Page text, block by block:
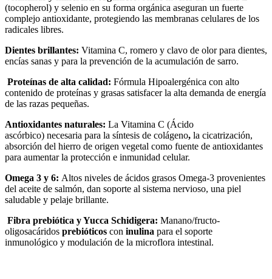
(tocopherol) y selenio en su forma orgánica aseguran un fuerte
complejo antioxidante, protegiendo las membranas celulares de los
radicales libres.
Dientes brillantes: Vitamina C, romero y clavo de olor para dientes,
encías sanas y para la prevención de la acumulación de sarro.
Proteínas de alta calidad: Fórmula Hipoalergénica con alto
contenido de proteínas y grasas satisfacer la alta demanda de energía
de las razas pequeñas.
Antioxidantes naturales: La Vitamina C (Ácido
ascórbico) necesaria para la síntesis de colágeno, la cicatrización,
absorción del hierro de origen vegetal como fuente de antioxidantes
para aumentar la protección e inmunidad celular.
Omega 3 y 6: Altos niveles de ácidos grasos Omega-3 provenientes
del aceite de salmón, dan soporte al sistema nervioso, una piel
saludable y pelaje brillante.
Fibra prebiótica y Yucca Schidigera: Manano/fructo-
oligosacáridos prebióticos con inulina para el soporte
inmunológico y modulación de la microflora intestinal.